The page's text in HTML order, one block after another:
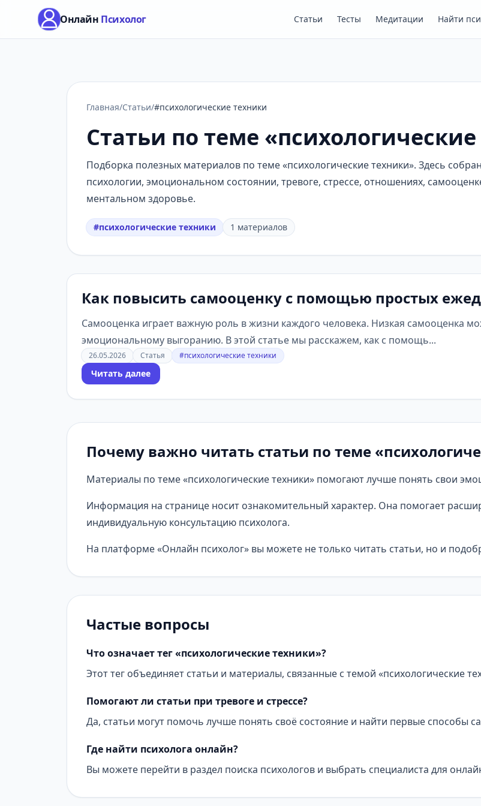
Онлайн Психолог Статьи Тесты Медитации Найти
Главная/Статьи/#психологические техники
Статьи по теме
Подборка полезных материалов по теме «психологические техники». Здесь
психологии, эмоциональном состоянии, тревоге, стрессе, отношениях,
ментальном здоровье.
#психологические техники 1 материалов
Как повысить самооценку с помощью простых
Самооценка играет важную роль в жизни каждого человека. Низкая самооценка
эмоциональному выгоранию. В этой статье мы расскажем, как с помощь...
26.05.2026 Статья #психологические техники
Читать далее
Почему важно читать статьи по теме
Материалы по теме «психологические техники» помогают лучше понять свои
Информация на странице носит ознакомительный характер. Она помогает
индивидуальную консультацию психолога.
На платформе «Онлайн психолог» вы можете не только читать статьи, но и
Частые вопросы
Что означает тег «психологические техники»?
Этот тег объединяет статьи и материалы, связанные с темой «психологические
Помогают ли статьи при тревоге и стрессе?
Да, статьи могут помочь лучше понять своё состояние и найти первые способы
Где найти психолога онлайн?
Вы можете перейти в раздел поиска психологов и выбрать специалиста для